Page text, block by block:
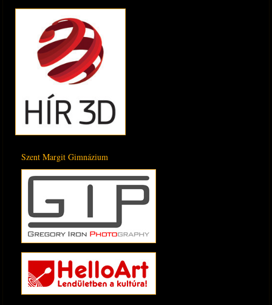
Szent Margit Gimnázium